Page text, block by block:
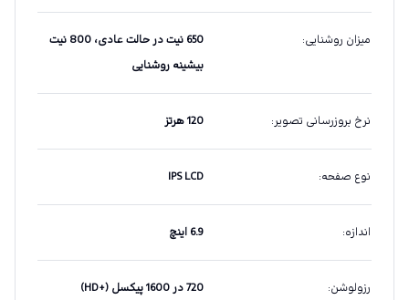
میزان روشنایی:
650 نیت در حالت عادی، 800 نیت
بیشینه روشنایی
نرخ بروزرسانی تصویر: 120 هرتز
نوع صفحه:
IPS LCD
اندازه: 6.9 اینچ
رزولوشن: 720 در 1600 پیکسل (+HD)